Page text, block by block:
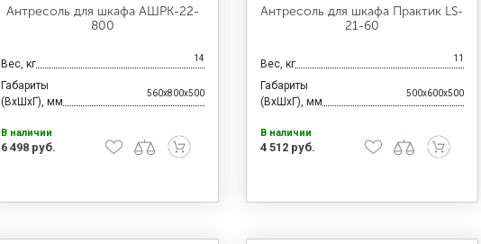
Антресоль для шкафа АШРК-22-
800
Вес, кг 14
Габариты
(ВхШхГ), мм
560x800x500
В наличии
6 498 руб.
Антресоль для шкафа Практик LS-
21-60
Вес, кг 11
Габариты
(ВхШхГ), мм
500x600x500
В наличии
4 512 руб.